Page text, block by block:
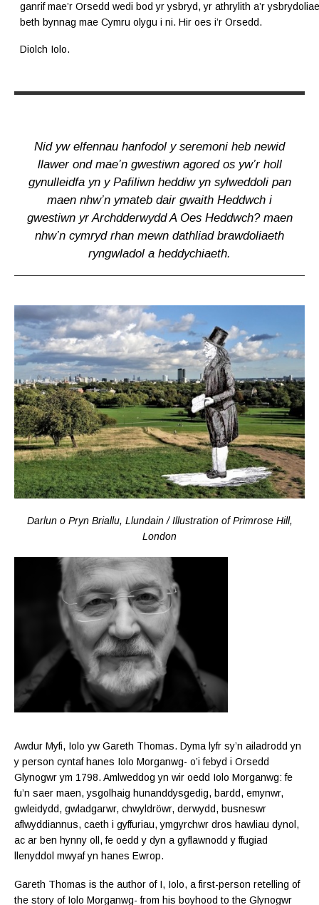
ganrif mae’r Orsedd wedi bod yr ysbryd, yr athrylith a’r
beth bynnag mae Cymru olygu i ni. Hir oes i’r Orsedd.
Diolch Iolo.
Nid yw elfennau hanfodol y seremoni heb newid
llawer ond mae’n gwestiwn agored os yw’r holl
gynulleidfa yn y Pafiliwn heddiw yn sylweddoli pan
maen nhw’n ymateb dair gwaith Heddwch i
gwestiwn yr ArchdderwyddA Oes Heddwch?maen
nhw’n cymryd rhan mewn dathliad brawdoliaeth
ryngwladol a heddychiaeth.
Darlun o Pryn Briallu, Llundain / Illustration of Primrose Hill,
London
Awdur Myfi, Iolo yw Gareth Thomas. Dyma lyfr sy’n ailadrodd yn
y person cyntaf hanes Iolo Morganwg- o’i febyd i Orsedd
Glynogwr ym 1798. Amlweddog yn wir oedd Iolo Morganwg: fe
fu’n saer maen, ysgolhaig hunanddysgedig, bardd, emynwr,
gwleidydd, gwladgarwr, chwyldröwr, derwydd, busneswr
aflwyddiannus, caeth i gyffuriau, ymgyrchwr dros hawliau dynol,
ac ar ben hynny oll, fe oedd y dyn a gyflawnodd y ffugiad
llenyddol mwyaf yn hanes Ewrop.
Gareth Thomas is the author of I, Iolo, a first-person retelling of
the story of Iolo Morganwg- from his boyhood to the Glynogwr